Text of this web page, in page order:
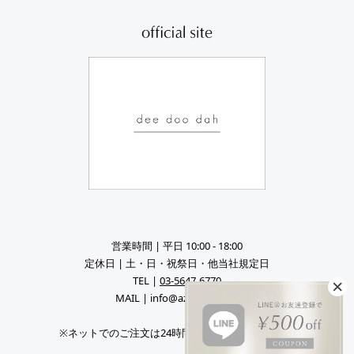
営業時間 | 平日 10:00 - 18:00
定休日 | 土・日・祝祭日・他当社規定日
TEL | 03-5647-6770
MAIL | info@azul-sky.co.jp
※ネットでのご注文は24時間受け付けております。